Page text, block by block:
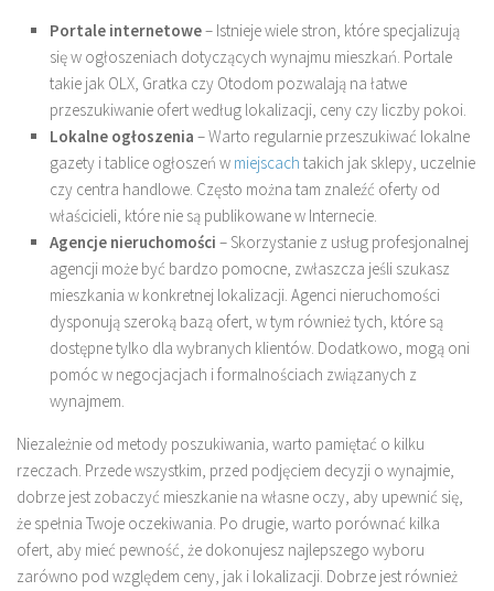
Portale internetowe– Istnieje wiele stron, które specjalizują
się w ogłoszeniach dotyczących wynajmu mieszkań. Portale
takie jak OLX, Gratka czy Otodom pozwalają na łatwe
przeszukiwanie ofert według lokalizacji, ceny czy liczby pokoi.
Lokalne ogłoszenia – Warto regularnie przeszukiwać lokalne
gazety i tablice ogłoszeń w miejscach takich jak sklepy, uczelnie
czy centra handlowe. Często można tam znaleźć oferty od
właścicieli, które nie są publikowane w Internecie.
Agencje nieruchomości – Skorzystanie z usług profesjonalnej
agencji może być bardzo pomocne, zwłaszcza jeśli szukasz
mieszkania w konkretnej lokalizacji. Agenci nieruchomości
dysponują szeroką bazą ofert, w tym również tych, które są
dostępne tylko dla wybranych klientów. Dodatkowo, mogą oni
pomóc w negocjacjach i formalnościach związanych z
wynajmem.
Niezależnie od metody poszukiwania, warto pamiętać o kilku
rzeczach. Przede wszystkim, przed podjęciem decyzji o wynajmie,
dobrze jest zobaczyć mieszkanie na własne oczy, aby upewnić się,
że spełnia Twoje oczekiwania. Po drugie, warto porównać kilka
ofert, aby mieć pewność, że dokonujesz najlepszego wyboru
zarówno pod względem ceny, jak i lokalizacji. Dobrze jest również